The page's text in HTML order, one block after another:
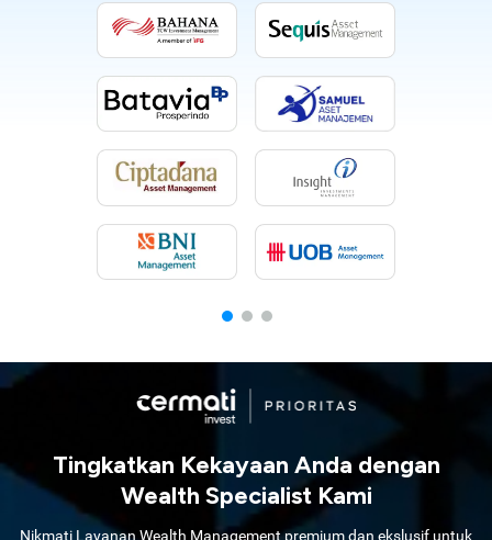
Tingkatkan Kekayaan Anda dengan
Wealth Specialist Kami
Nikmati Layanan Wealth Management premium dan ekslusif untuk